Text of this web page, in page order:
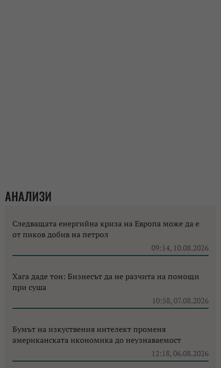
АНАЛИЗИ
Следващата енергийна криза на Европа може да е
от пиков добив на петрол
09:14, 10.08.2026
Хага даде тон: Бизнесът да не разчита на помощи
при суша
10:58, 07.08.2026
Бумът на изкуствения интелект променя
американската икономика до неузнаваемост
12:18, 06.08.2026